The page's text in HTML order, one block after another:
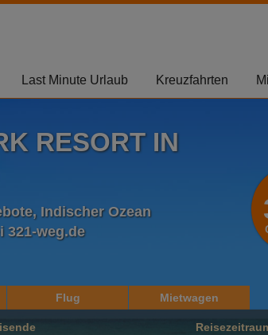
Last Minute Urlaub Kreuzfahrten
RESORT IN
Indischer Ozean
321-weg.de
Flug Mietwagen